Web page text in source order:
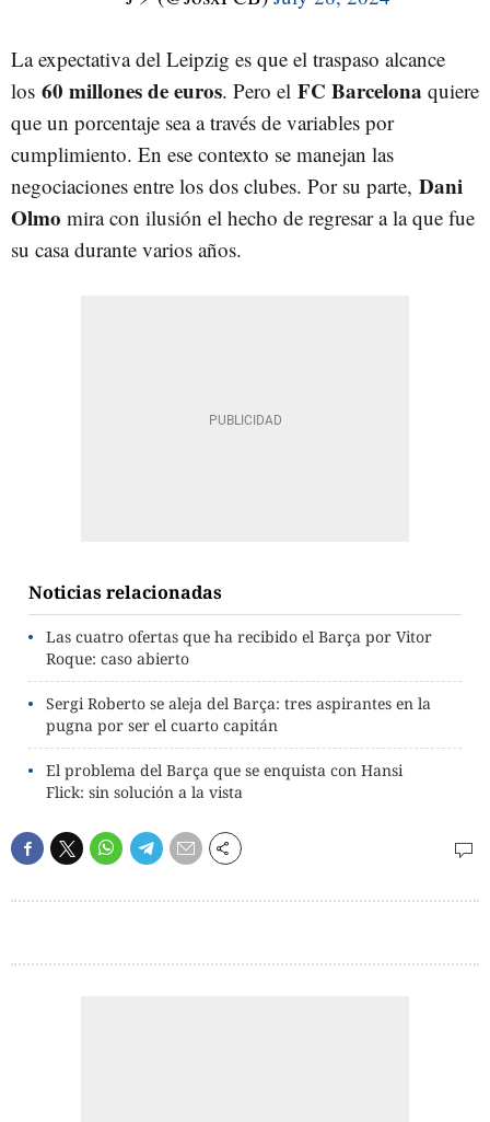
La expectativa del Leipzig es que el traspaso alcance
los 60 millones de euros. Pero el FC Barcelona quiere
que un porcentaje sea a través de variables por
cumplimiento. En ese contexto se manejan las
negociaciones entre los dos clubes. Por su parte, Dani
Olmo mira con ilusión el hecho de regresar a la que fue
su casa durante varios años.
Noticias relacionadas
Las cuatro ofertas que ha recibido el Barça por Vitor
Roque: caso abierto
Sergi Roberto se aleja del Barça: tres aspirantes en la
pugna por ser el cuarto capitán
El problema del Barça que se enquista con Hansi
Flick: sin solución a la vista